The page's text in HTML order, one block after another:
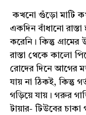
কখনো গুঁড়ো মাটি
একদিন বাঁধানো
করেনি। কিন্তু গ্ৰামের
রাস্তা থেকে কালো
রোদের দিনে আগের
যায় না ঠিকই, কিন্তু
গড়িয়ে যায়। গরুর
টায়ার- টিউবের